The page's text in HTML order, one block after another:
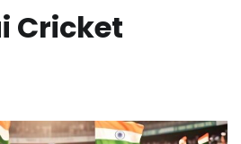
Cricket